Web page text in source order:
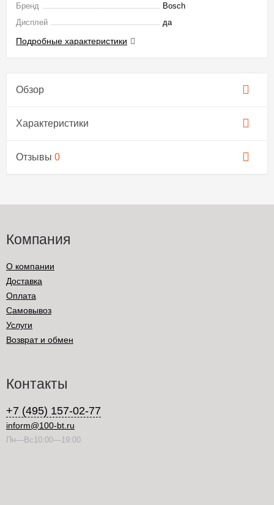
Бренд
Bosch
Дисплей
да
Подробные характеристики
Обзор
Характеристики
Отзывы 0
Компания
О компании
Доставка
Оплата
Самовывоз
Услуги
Возврат и обмен
Контакты
+7 (495) 157-02-77
inform@100-bt.ru
Пн—Вс10:00—19:00